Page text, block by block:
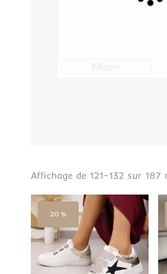
Affichage de 121–132 sur 187
20 %